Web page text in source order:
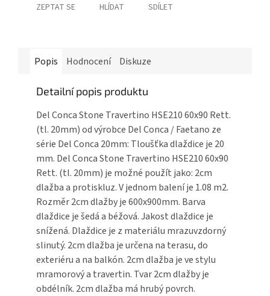
ZEPTAT SE HLÍDAT SDÍLET
Popis Hodnocení Diskuze
Detailní popis produktu
Del Conca Stone Travertino HSE210 60x90 Rett.
(tl. 20mm) od výrobce Del Conca / Faetano ze
série Del Conca 20mm: Tloušťka dlaždice je 20
mm. Del Conca Stone Travertino HSE210 60x90
Rett. (tl. 20mm) je možné použít jako: 2cm
dlažba a protiskluz. V jednom balení je 1.08 m2.
Rozměr 2cm dlažby je 600x900mm. Barva
dlaždice je šedá a béžová. Jakost dlaždice je
snížená. Dlaždice je z materiálu mrazuvzdorný
slinutý. 2cm dlažba je určena na terasu, do
exteriéru a na balkón. 2cm dlažba je ve stylu
mramorový a travertin. Tvar 2cm dlažby je
obdélník. 2cm dlažba má hrubý povrch.